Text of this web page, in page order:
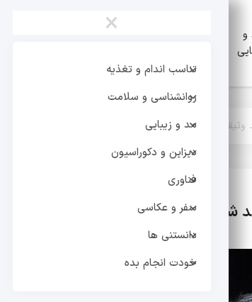
و
×
تناسب اندام و تغذیه
روانشناسی و سلامت
مد و زیبایی
دیزاین و دکوراسیون
فناوری
سفر و عکاسی
دانستنی ها
خودت انجام بده